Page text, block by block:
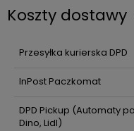
Koszty dostawy
Cena nie zawiera
Przesyłka kurierska DPD
InPost Paczkomat
DPD Pickup (Automaty
Dino, Lidl)